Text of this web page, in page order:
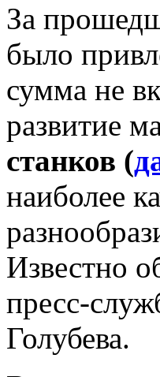
За
было
сумма не
развитие
станков (
наиболее
Известно
пресс-
Голубева.